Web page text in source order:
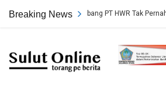
Breaking News
Tambang PT HWR Tak Pernah
Sulut